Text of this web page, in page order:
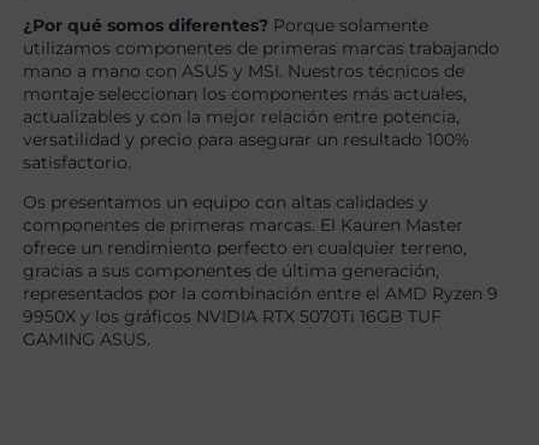
¿Por qué somos diferentes? Porque solamente
utilizamos componentes de primeras marcas trabajando
mano a mano con ASUS y MSI. Nuestros técnicos de
montaje seleccionan los componentes más actuales,
actualizables y con la mejor relación entre potencia,
versatilidad y precio para asegurar un resultado 100%
satisfactorio.
Os presentamos un equipo con altas calidades y
componentes de primeras marcas. El Kauren Master
ofrece un rendimiento perfecto en cualquier terreno,
gracias a sus componentes de última generación,
representados por la combinación entre el AMD Ryzen 9
9950X y los gráficos NVIDIA RTX 5070Ti 16GB TUF
GAMING ASUS.